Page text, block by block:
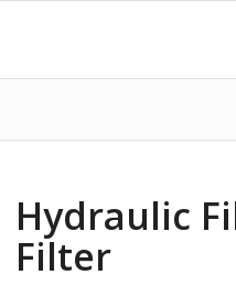
Hydraulic
Filter